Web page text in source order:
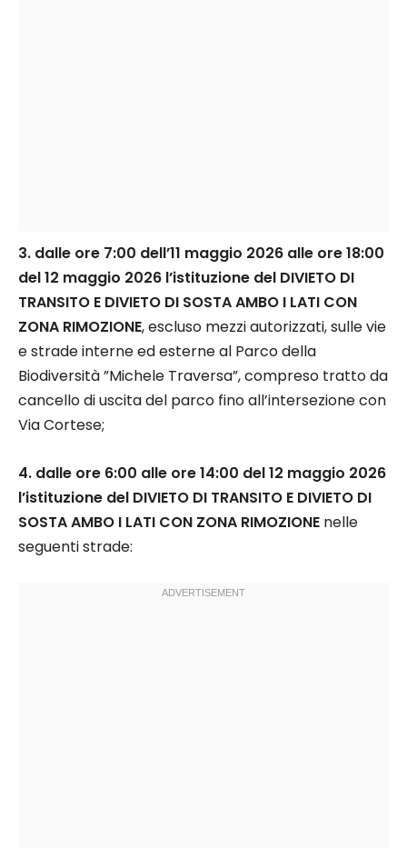
3. dalle ore 7:00 dell’11 maggio 2026 alle ore 18:00
del 12 maggio 2026 l’istituzione del DIVIETO DI
TRANSITO E DIVIETO DI SOSTA AMBO I LATI CON
ZONA RIMOZIONE, escluso mezzi autorizzati, sulle vie
e strade interne ed esterne al Parco della
Biodiversità ”Michele Traversa”, compreso tratto da
cancello di uscita del parco fino all’intersezione con
Via Cortese;
4. dalle ore 6:00 alle ore 14:00 del 12 maggio 2026
l’istituzione del DIVIETO DI TRANSITO E DIVIETO DI
SOSTA AMBO I LATI CON ZONA RIMOZIONE nelle
seguenti strade: